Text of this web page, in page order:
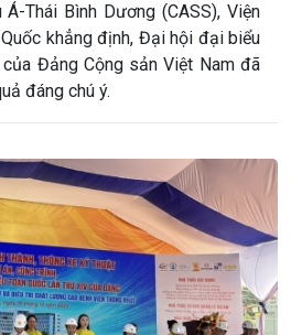
Thái Bình Dương (CASS), Viện
khẳng định, Đại hội đại biểu
Đảng Cộng sản Việt Nam đã
đáng chú ý.